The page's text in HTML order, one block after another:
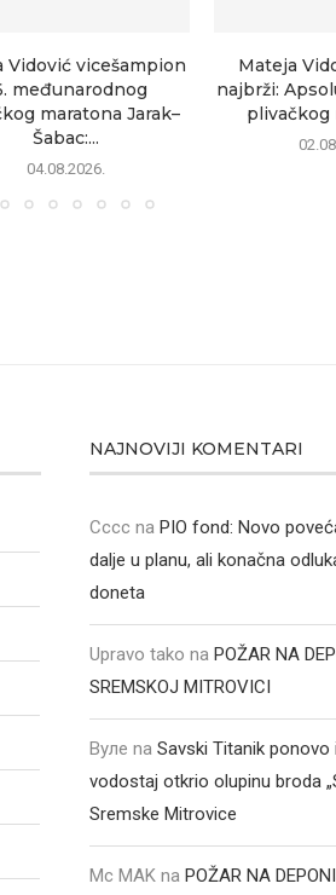
Vidović vicešampion
međunarodnog
maratona Jarak–
Šabac:...
04.08.2026.
Mateja
najbrži:
plivačkog
NAJNOVIJI KOMENTARI
Cccc naPIO fond: Novo
dalje u planu, ali konačna
doneta
Upravo tako naPOŽAR NA
SREMSKOJ MITROVICI
Вуле naSavski Titanik ponovo
vodostaj otkrio olupinu broda
Sremske Mitrovice
Mc MAK naPOŽAR NA